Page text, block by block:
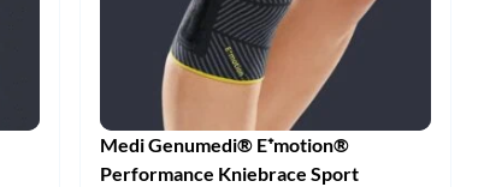
Medi Genumedi® E⁺motion®
Performance Kniebrace Sport